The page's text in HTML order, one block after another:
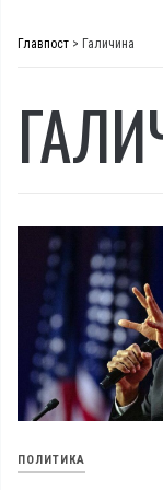
Главпост > Галичина
ПОЛИТИКА